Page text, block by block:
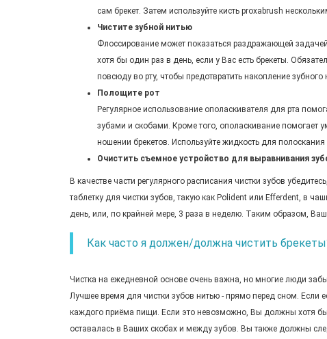
сам брекет. Затем используйте кисть proxabrush
Чистите зубной нитью
Флоссирование может показаться раздражающей
хотя бы один раз в день, если у Вас есть брекеты.
повсюду во рту, чтобы предотвратить накопление
Полощите рот
Регулярное использование ополаскивателя для рта
зубами и скобами. Кроме того, ополаскивание помогает
ношении брекетов. Используйте жидкость для
Очистить съемное устройство для выравнивания
В качестве части регулярного расписания чистки зубов
таблетку для чистки зубов, такую как Polident или Efferdent, в
день, или, по крайней мере, 3 раза в неделю. Таким образом,
Как часто я должен/должна чистить
Чистка на ежедневной основе очень важна, но многие люди
Лучшее время для чистки зубов нитью - прямо перед сном. Если
каждого приёма пищи. Если это невозможно, Вы должны хотя
оставалась в Ваших скобах и между зубов. Вы также должны